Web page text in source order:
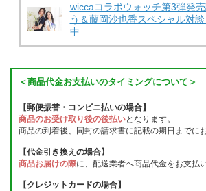
wiccaコラボウォッチ第3弾発
う＆藤岡沙也香スペシャル対
中
＜商品代金お支払いのタイミングについて＞
【郵便振替・コンビニ払いの場合】
商品のお受け取り後の後払いとなります。
商品の到着後、同封の請求書に記載の期日までに
【代金引き換えの場合】
商品お届けの際に、配送業者へ商品代金をお支払
【クレジットカードの場合】